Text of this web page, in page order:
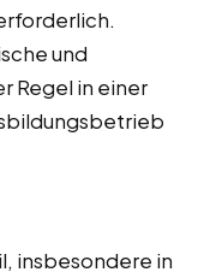
und
Regel in einer
insbesondere in